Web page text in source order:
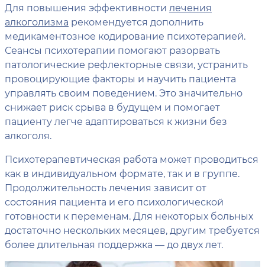
Для повышения эффективности лечения
алкоголизма рекомендуется дополнить
медикаментозное кодирование психотерапией.
Сеансы психотерапии помогают разорвать
патологические рефлекторные связи, устранить
провоцирующие факторы и научить пациента
управлять своим поведением. Это значительно
снижает риск срыва в будущем и помогает
пациенту легче адаптироваться к жизни без
алкоголя.
Психотерапевтическая работа может проводиться
как в индивидуальном формате, так и в группе.
Продолжительность лечения зависит от
состояния пациента и его психологической
готовности к переменам. Для некоторых больных
достаточно нескольких месяцев, другим требуется
более длительная поддержка — до двух лет.